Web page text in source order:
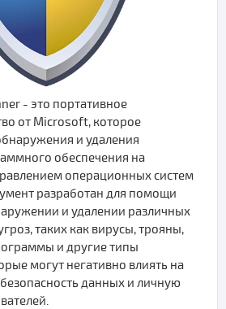
- это портативное
от Microsoft, которое
и удаления
обеспечения на
операционных систем
разработан для помощи
и удалении различных
таких как вирусы, трояны,
и другие типы
могут негативно влиять на
данных и личную